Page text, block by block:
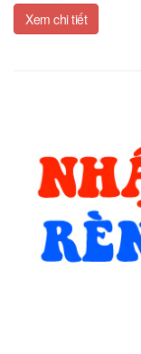
Xem chi tiết